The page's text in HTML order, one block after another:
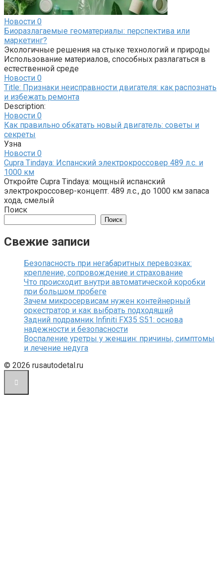
Новости 0
Биоразлагаемые геоматериалы: перспектива или
маркетинг?
Экологичные решения на стыке технологий и природы
Использование материалов, способных разлагаться в
естественной среде
Новости 0
Title: Признаки неисправности двигателя: как распознать
и избежать ремонта
Description:
Новости 0
Как правильно обкатать новый двигатель: советы и
секреты
Узна
Новости 0
Cupra Tindaya: Испанский электрокроссовер 489 л.с. и
1000 км
Откройте Cupra Tindaya: мощный испанский
электрокроссовер-концепт. 489 л.с., до 1000 км запаса
хода, смелый
Поиск
Поиск
Свежие записи
Безопасность при негабаритных перевозках:
крепление, сопровождение и страхование
Что происходит внутри автоматической коробки
при большом пробеге
Зачем микросервисам нужен контейнерный
оркестратор и как выбрать подходящий
Задний подрамник Infiniti FX35 S51: основа
надежности и безопасности
Воспаление уретры у женщин: причины, симптомы
и лечение недуга
© 2026 rusautodetal.ru